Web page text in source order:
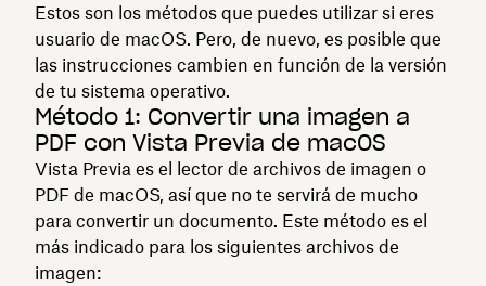
Estos son los métodos que puedes utilizar si eres
usuario de macOS. Pero, de nuevo, es posible que
las instrucciones cambien en función de la versión
de tu sistema operativo.
Método 1: Convertir una imagen a
PDF con Vista Previa de macOS
Vista Previa es el lector de archivos de imagen o
PDF de macOS, así que no te servirá de mucho
para convertir un documento. Este método es el
más indicado para los siguientes archivos de
imagen: